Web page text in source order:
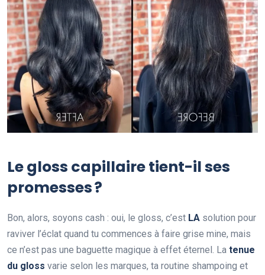
Le gloss capillaire tient-il ses
promesses ?
Bon, alors, soyons cash : oui, le gloss, c’est LA solution pour
raviver l’éclat quand tu commences à faire grise mine, mais
ce n’est pas une baguette magique à effet éternel. La tenue
du gloss varie selon les marques, ta routine shampoing et